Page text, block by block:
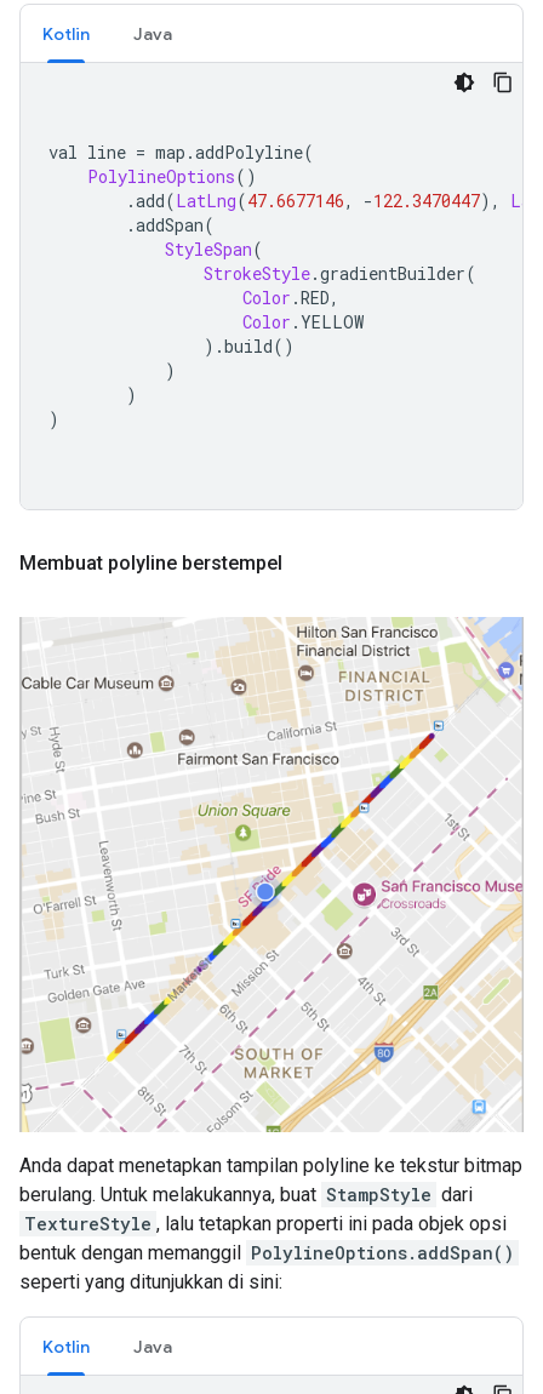
Kotlin Java
val line = map .addPolyline(
PolylineOptions()
.add(LatLng(47.6677146, -122.3470447),
.addSpan(
StyleSpan(
StrokeStyle.gradientBuilder(
Color .RED,
Color . YELLOW
).build()
)
)
)
Membuat polyline berstempel
Anda dapat menetapkan tampilan polyline ke tekstur bitmap
berulang. Untuk melakukannya, buat StampStyle dari
TextureStyle , lalu tetapkan properti ini pada objek opsi
bentuk dengan memanggil PolylineOptions.addSpan()
seperti yang ditunjukkan di sini:
Kotlin Java